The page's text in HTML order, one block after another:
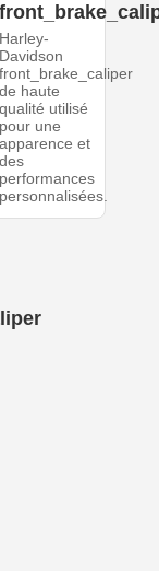
Harley-
Davidson
front_brake_caliper
de haute
qualité utilisé
pour une
apparence et
des
performances
personnalisées.